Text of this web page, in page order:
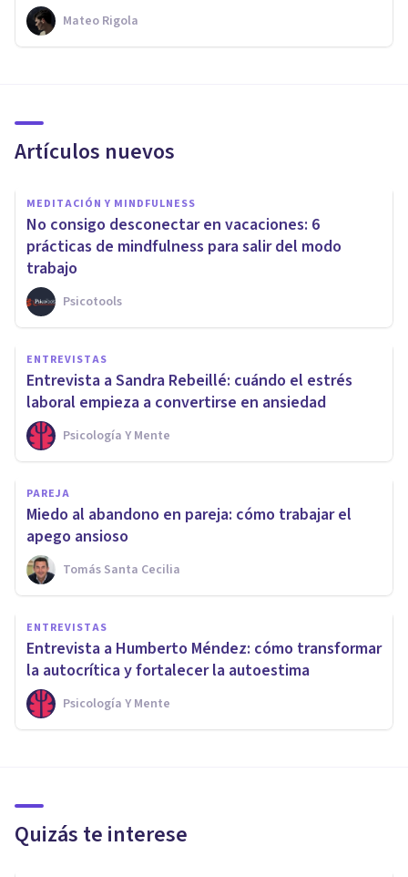
Mateo Rigola
Artículos nuevos
MEDITACIÓN Y MINDFULNESS
No consigo desconectar en vacaciones: 6
prácticas de mindfulness para salir del modo
trabajo
Psicotools
ENTREVISTAS
Entrevista a Sandra Rebeillé: cuándo el estrés
laboral empieza a convertirse en ansiedad
Psicología Y Mente
PAREJA
Miedo al abandono en pareja: cómo trabajar el
apego ansioso
Tomás Santa Cecilia
ENTREVISTAS
Entrevista a Humberto Méndez: cómo transformar
la autocrítica y fortalecer la autoestima
Psicología Y Mente
Quizás te interese